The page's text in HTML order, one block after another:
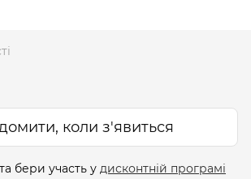
коли з'явиться
та бери участь у дисконтній програмі